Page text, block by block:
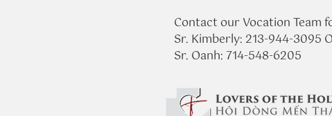
Contact our Vocation Team
Sr. Kimberly: 213-944-3095
Sr. Oanh: 714-548-6205